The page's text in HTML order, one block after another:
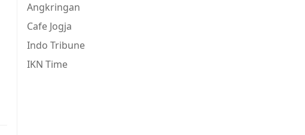
Angkringan
Cafe Jogja
Indo Tribune
IKN Time